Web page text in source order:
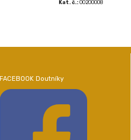
Kat. č.: 00200008
FACEBOOK Doutníky